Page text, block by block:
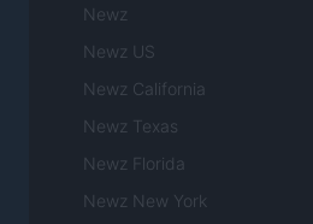
Newz
Newz US
Newz California
Newz Texas
Newz Florida
Newz New York